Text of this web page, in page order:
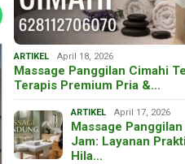
ARTIKEL April 18, 2026
Massage Panggilan Cimahi
Terapis Premium Pria &…
ARTIKEL April 17, 2026
Massage
Jam: Layanan
Hila…